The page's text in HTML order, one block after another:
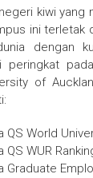
kiwi yang
ini terletak
dengan
peringkat
of
QS World
QS WUR
Graduate